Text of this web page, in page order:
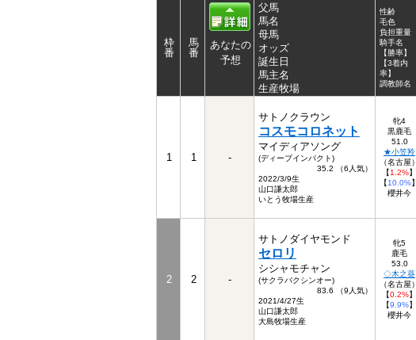
枠
番
馬
番
あなたの
予想
父馬
馬名
母馬
オッズ
誕生日
馬主名
生産牧場
性齢
毛色
負担重量
騎手名
【勝率】
【3着内
率】
調教師名
1 1 -
サトノクラウン
コスモコロネット
マイディアソング
(ディープインパクト)
35.2 （6人気）
2022/3/9生
山口謙太郎
いとう牧場生産
牝4
黒鹿毛
51.0
★小笠羚
（名古屋）
【1.2%】
【10.0%】
櫻井今
2 2 -
サトノダイヤモンド
セロリ
シシャモチャン
(サクラバクシンオー)
83.6 （9人気）
2021/4/27生
山口謙太郎
大島牧場生産
牝5
鹿毛
53.0
◇木之葵
（名古屋）
【0.2%】
【9.9%】
櫻井今